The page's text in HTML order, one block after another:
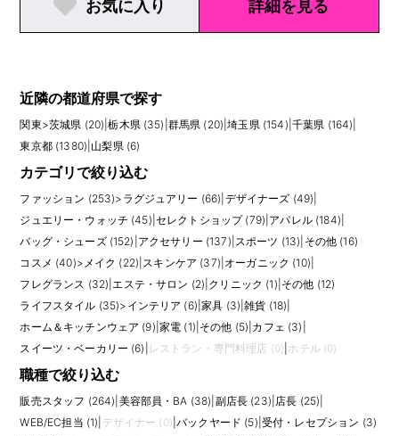
お気に入り 詳細を見る
近隣の都道府県で探す
関東>茨城県 (20) |栃木県 (35) 群馬県 (20) |埼玉県 (154) 千葉県 (164)
東京都 (1380) 山梨県 (6)
カテゴリで絞り込む
ファッション (253)> ラグジュアリー (66) デザイナーズ (49)
ジュエリー・ウォッチ (45) セレクトショップ (79) アパレル (184)
バッグ・シューズ (152) アクセサリー (137) スポーツ (13) その他 (16)
コスメ (40)> メイク (22) スキンケア (37) オーガニック (10)
フレグランス (32) |エステ・サロン (2) クリニック (1) その他 (12)
ライフスタイル (35)> インテリア (6) |家具 (3) |雑貨 (18)
ホーム＆キッチンウェア (9) 家電 (1) その他 (5) カフェ (3)
スイーツ・ベーカリー (6) レストラン・専門料理店 (0) ホテル (0)
職種で絞り込む
販売スタッフ (264) 美容部員・BA (38) 副店長 (23) 店長 (25)
WEB/EC担当 (1) デザイナー (0) |バックヤード (5) 受付・レセプション (3)